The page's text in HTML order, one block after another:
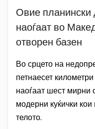
Овие планински
наоѓаат во
отворен базен
Во срцето на
петнаесет
наоѓаат шест мирни
модерни куќички
телото.